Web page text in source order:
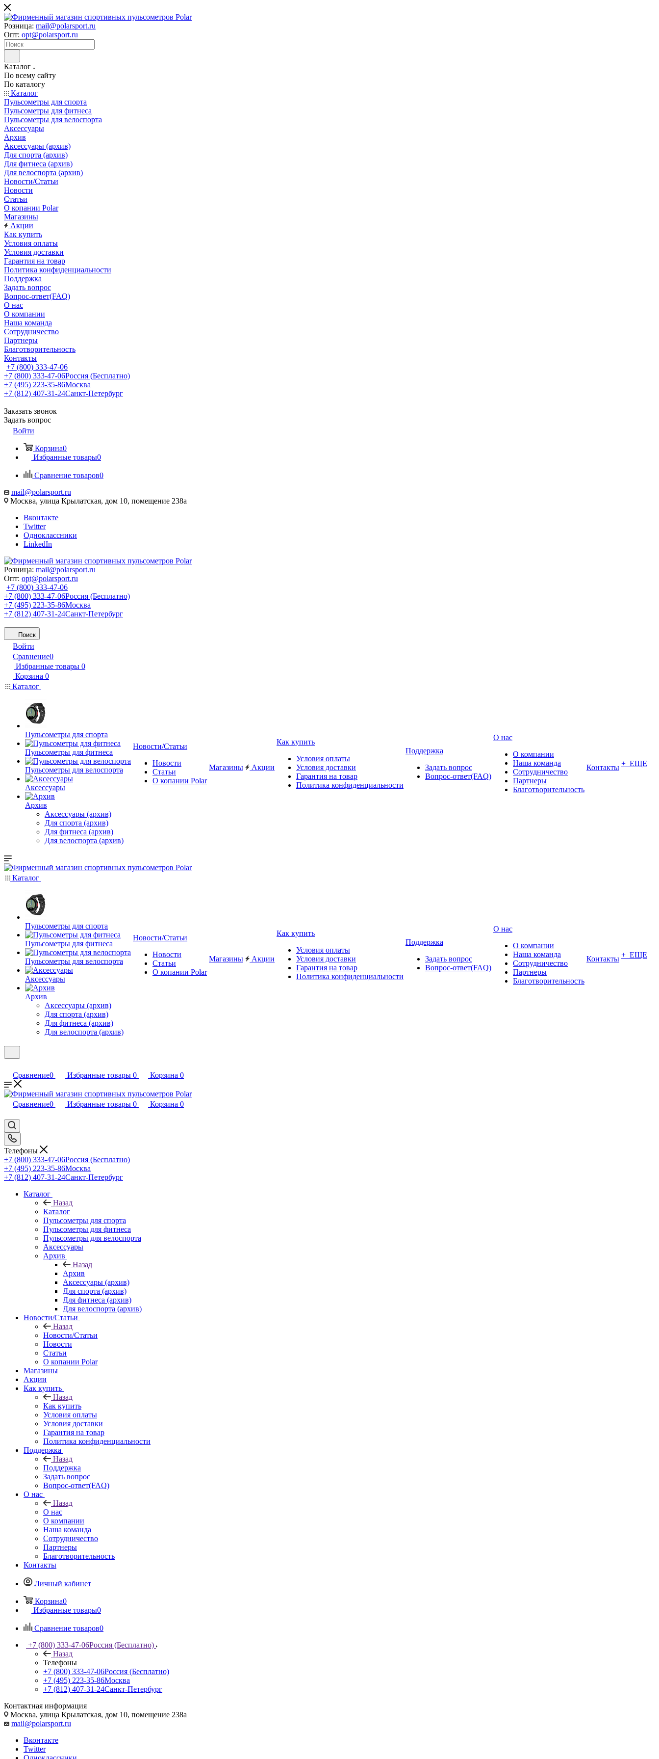
Розница: mail@polarsport.ru
Опт: opt@polarsport.ru
Каталог
По всему сайту
По каталогу
Каталог
Пульсометры для спорта
Пульсометры для фитнеса
Пульсометры для велоспорта
Аксессуары
Архив
Аксессуары (архив)
Для спорта (архив)
Для фитнеса (архив)
Для велоспорта (архив)
Новости/Статьи
Новости
Статьи
О копании Polar
Магазины
Акции
Как купить
Условия оплаты
Условия доставки
Гарантия на товар
Политика конфиденциальности
Поддержка
Задать вопрос
Вопрос-ответ(FAQ)
О нас
О компании
Наша команда
Сотрудничество
Партнеры
Благотворительность
Контакты
+7 (800) 333-47-06
+7 (800) 333-47-06Россия (Бесплатно)
+7 (495) 223-35-86Москва
+7 (812) 407-31-24Санкт-Петербург
Заказать звонок
Задать вопрос
Войти
Корзина0
Избранные товары0
Сравнение товаров0
mail@polarsport.ru
Москва, улица Крылатская, дом 10, помещение 238а
Вконтакте
Twitter
Одноклассники
LinkedIn
Розница: mail@polarsport.ru
Опт: opt@polarsport.ru
+7 (800) 333-47-06
+7 (800) 333-47-06Россия (Бесплатно)
+7 (495) 223-35-86Москва
+7 (812) 407-31-24Санкт-Петербург
Поиск
Войти
Сравнение0
Избранные товары 0
Корзина 0
Каталог
Пульсометры для спорта
Пульсометры для фитнеса
Пульсометры для велоспорта
Аксессуары
Архив
Аксессуары (архив)
Для спорта (архив)
Для фитнеса (архив)
Для велоспорта (архив)
Новости/Статьи
Новости
Статьи
О копании Polar
Магазины Акции
Как купить
Условия оплаты
Условия доставки
Гарантия на товар
Политика конфиденциальности
Поддержка
Задать вопрос
Вопрос-ответ(FAQ)
О нас
О компании
Наша команда
Сотрудничество
Партнеры
Благотворительность
Контакты + ЕЩЕ
Каталог
Пульсометры для спорта
Пульсометры для фитнеса
Пульсометры для велоспорта
Аксессуары
Архив
Аксессуары (архив)
Для спорта (архив)
Для фитнеса (архив)
Для велоспорта (архив)
Новости/Статьи
Новости
Статьи
О копании Polar
Магазины Акции
Как купить
Условия оплаты
Условия доставки
Гарантия на товар
Политика конфиденциальности
Поддержка
Задать вопрос
Вопрос-ответ(FAQ)
О нас
О компании
Наша команда
Сотрудничество
Партнеры
Благотворительность
Контакты + ЕЩЕ
Сравнение0 Избранные товары 0 Корзина 0
Сравнение0 Избранные товары 0 Корзина 0
Телефоны
+7 (800) 333-47-06Россия (Бесплатно)
+7 (495) 223-35-86Москва
+7 (812) 407-31-24Санкт-Петербург
Каталог
Назад
Каталог
Пульсометры для спорта
Пульсометры для фитнеса
Пульсометры для велоспорта
Аксессуары
Архив
Назад
Архив
Аксессуары (архив)
Для спорта (архив)
Для фитнеса (архив)
Для велоспорта (архив)
Новости/Статьи
Назад
Новости/Статьи
Новости
Статьи
О копании Polar
Магазины
Акции
Как купить
Назад
Как купить
Условия оплаты
Условия доставки
Гарантия на товар
Политика конфиденциальности
Поддержка
Назад
Поддержка
Задать вопрос
Вопрос-ответ(FAQ)
О нас
Назад
О нас
О компании
Наша команда
Сотрудничество
Партнеры
Благотворительность
Контакты
Личный кабинет
Корзина0
Избранные товары0
Сравнение товаров0
+7 (800) 333-47-06Россия (Бесплатно)
Назад
Телефоны
+7 (800) 333-47-06Россия (Бесплатно)
+7 (495) 223-35-86Москва
+7 (812) 407-31-24Санкт-Петербург
Контактная информация
Москва, улица Крылатская, дом 10, помещение 238а
mail@polarsport.ru
Вконтакте
Twitter